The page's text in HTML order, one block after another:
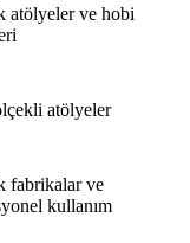
atölyeler ve hobi
atölyeler
fabrikalar ve
kullanım